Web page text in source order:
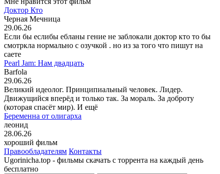
Доктор Кто
Черная Мечница
29.06.26
Если бы еслибы ебланы гение не заблокали доктор кто то бы
смотркла нормально с озучкой . но из за того что пишут на
саете
Pearl Jam: Нам двадцать
Barfola
29.06.26
Великий идеолог. Принципиальный человек. Лидер.
Движущийся вперёд и только так. За мораль. За доброту
(которая спасёт мир). И ещё
Беременна от олигарха
леонид
28.06.26
хороший фильм
Правообладателям Контакты
Ugorinicha.top - фильмы скачать с торрента на каждый день
бесплатно